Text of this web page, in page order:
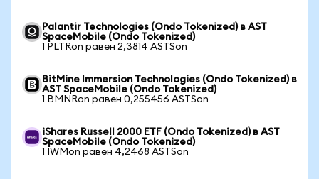
Palantir Technologies (Ondo Tokenized) в AST
SpaceMobile (Ondo Tokenized)
1 PLTRon равен 2,3814 ASTSon
BitMine Immersion Technologies (Ondo Tokenized) в
AST SpaceMobile (Ondo Tokenized)
1 BMNRon равен 0,255456 ASTSon
iShares Russell 2000 ETF (Ondo Tokenized) в AST
SpaceMobile (Ondo Tokenized)
1 IWMon равен 4,2468 ASTSon